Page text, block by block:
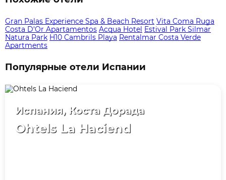
Gran Palas Experience Spa & Beach Resort Vita Coma Ruga
Costa D'Or Apartamentos Acqua Hotel Estival Park Silmar
Natura Park H10 Cambrils Playa Rentalmar Costa Verde
Apartments
Популярные отели Испании
Испания, Коста Дорада
Ohtels La Haciend